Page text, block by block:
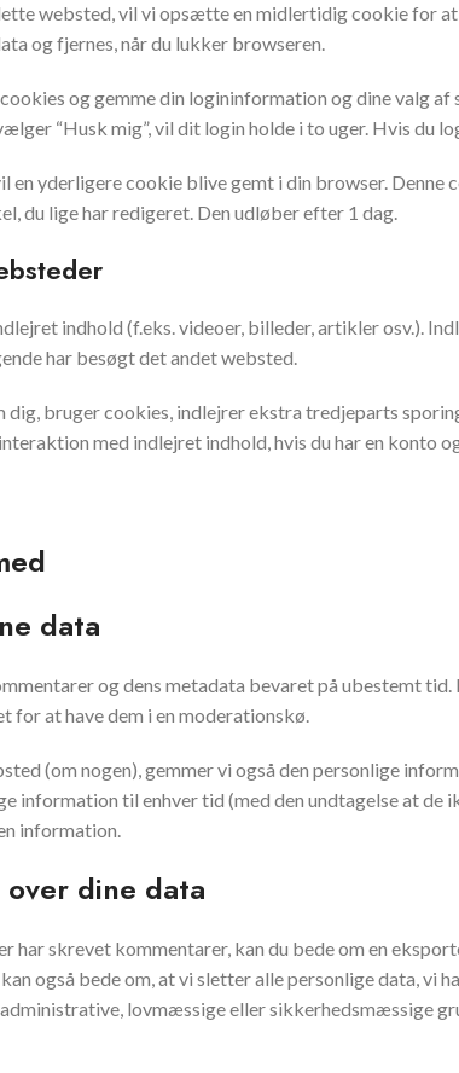
websted, vil vi opsætte en midlertidig cookie for
og fjernes, når du lukker browseren.
og gemme din logininformation og dine valg
“Husk mig”, vil dit login holde i to uger. Hvis du
en yderligere cookie blive gemt i din browser.
du lige har redigeret. Den udløber efter 1 dag.
indhold (f.eks. videoer, billeder, artikler osv.).
har besøgt det andet websted.
dig, bruger cookies, indlejrer ekstra tredjeparts
med indlejret indhold, hvis du har en konto
data
og dens metadata bevaret på ubestemt
at have dem i en moderationskø.
(om nogen), gemmer vi også den personlige
information til enhver tid (med den undtagelse at
information.
dine data
har skrevet kommentarer, kan du bede om en
også bede om, at vi sletter alle personlige data,
lovmæssige eller sikkerhedsmæssige